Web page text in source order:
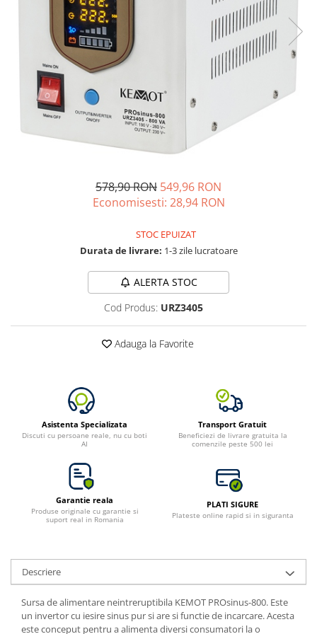
Acumulatori de stocare
Componente sisteme de balcon
578,90 RON 549,96 RON
Economisesti: 28,94 RON
STOC EPUIZAT
Durata de livrare: 1-3 zile lucratoare
ALERTA STOC
Cod Produs: URZ3405
Adauga la Favorite
Asistenta Specializata
Discuti cu persoane reale, nu cu boti
AI
Transport Gratuit
Beneficiezi de livrare gratuita la
comenzile peste 500 lei
Garantie reala
Produse originale cu garantie si
suport real in Romania
PLATI SIGURE
Plateste online rapid si in siguranta
Descriere
Sursa de alimentare neintreruptibila KEMOT PROsinus-800. Este
un invertor cu iesire sinus pur si are si functie de incarcare. Acesta
este conceput pentru a alimenta diversi consumatori la o